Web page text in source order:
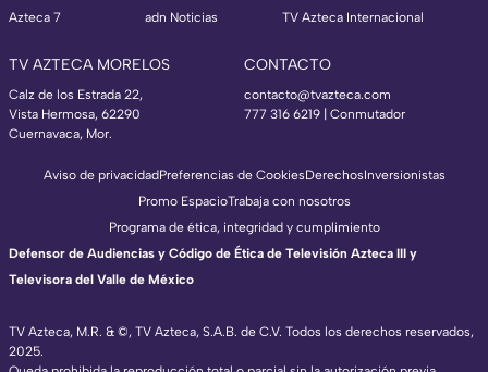
Azteca 7
adn Noticias
TV Azteca Internacional
TV AZTECA MORELOS
Calz de los Estrada 22,
Vista Hermosa, 62290
Cuernavaca, Mor.
CONTACTO
contacto@tvazteca.com
777 316 6219 | Conmutador
TV Azteca, M.R. & ©, TV Azteca, S.A.B. de C.V. Todos los derechos reservados,
2025.
Aviso de privacidadPreferencias de CookiesDerechosInversionistas
Promo EspacioTrabaja con nosotros
Programa de ética, integridad y cumplimiento
Defensor de Audiencias y Código de Ética de Televisión Azteca III y
Televisora del Valle de México